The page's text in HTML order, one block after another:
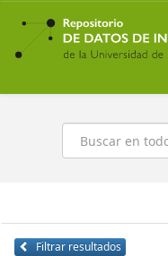
Ir
contenido
principal
Buscar
Filtrar resultados